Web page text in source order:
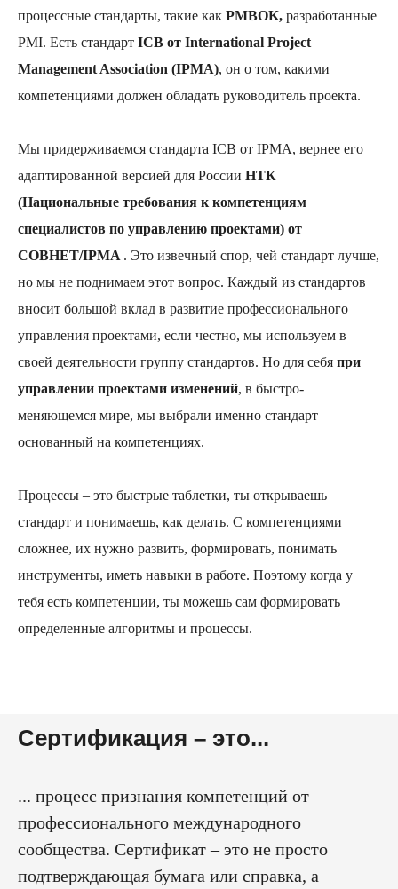
процессные стандарты, такие как PMBOK, разработанные
PMI. Есть стандарт ICB от International Project
Management Association (IPMА), он о том, какими
компетенциями должен обладать руководитель проекта.
Мы придерживаемся стандарта ICB от IPMА, вернее его
адаптированной версией для России НТК
(Национальные требования к компетенциям
специалистов по управлению проектами) от
СОВНЕТ/IPMA . Это извечный спор, чей стандарт лучше,
но мы не поднимаем этот вопрос. Каждый из стандартов
вносит большой вклад в развитие профессионального
управления проектами, если честно, мы используем в
своей деятельности группу стандартов. Но для себя при
управлении проектами изменений, в быстро-
меняющемся мире, мы выбрали именно стандарт
основанный на компетенциях.
Процессы – это быстрые таблетки, ты открываешь
стандарт и понимаешь, как делать. С компетенциями
сложнее, их нужно развить, формировать, понимать
инструменты, иметь навыки в работе. Поэтому когда у
тебя есть компетенции, ты можешь сам формировать
определенные алгоритмы и процессы.
Сертификация – это...
... процесс признания компетенций от
профессионального международного
сообщества. Сертификат – это не просто
подтверждающая бумага или справка, а